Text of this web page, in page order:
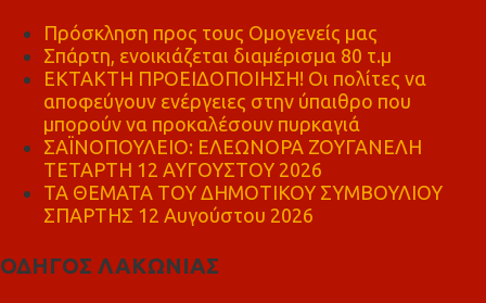
Πρόσκληση προς τους Ομογενείς μας
Σπάρτη, ενοικιάζεται διαμέρισμα 80 τ.μ
ΕΚΤΑΚΤΗ ΠΡΟΕΙΔΟΠΟΙΗΣΗ! Οι πολίτες να
αποφεύγουν ενέργειες στην ύπαιθρο που
μπορούν να προκαλέσουν πυρκαγιά
ΣΑΪΝΟΠΟΥΛΕΙΟ: ΕΛΕΩΝΟΡΑ ΖΟΥΓΑΝΕΛΗ
ΤΕΤΑΡΤΗ 12 ΑΥΓΟΥΣΤΟΥ 2026
ΤΑ ΘΕΜΑΤΑ ΤΟΥ ΔΗΜΟΤΙΚΟΥ ΣΥΜΒΟΥΛΙΟΥ
ΣΠΑΡΤΗΣ 12 Αυγούστου 2026
ΟΔΗΓΟΣ ΛΑΚΩΝΙΑΣ